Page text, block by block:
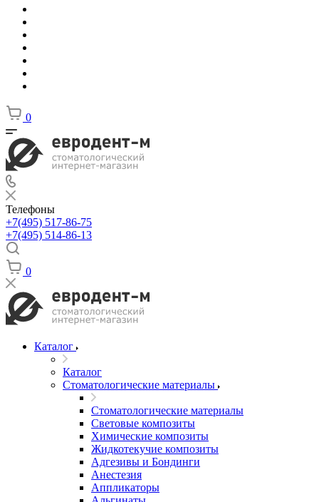
0
Телефоны
+7(495) 517-86-75
+7(495) 514-86-13
0
Каталог
Каталог
Стоматологические материалы
Стоматологические материалы
Световые композиты
Химические композиты
Жидкотекучие композиты
Адгезивы и Бондинги
Анестезия
Аппликаторы